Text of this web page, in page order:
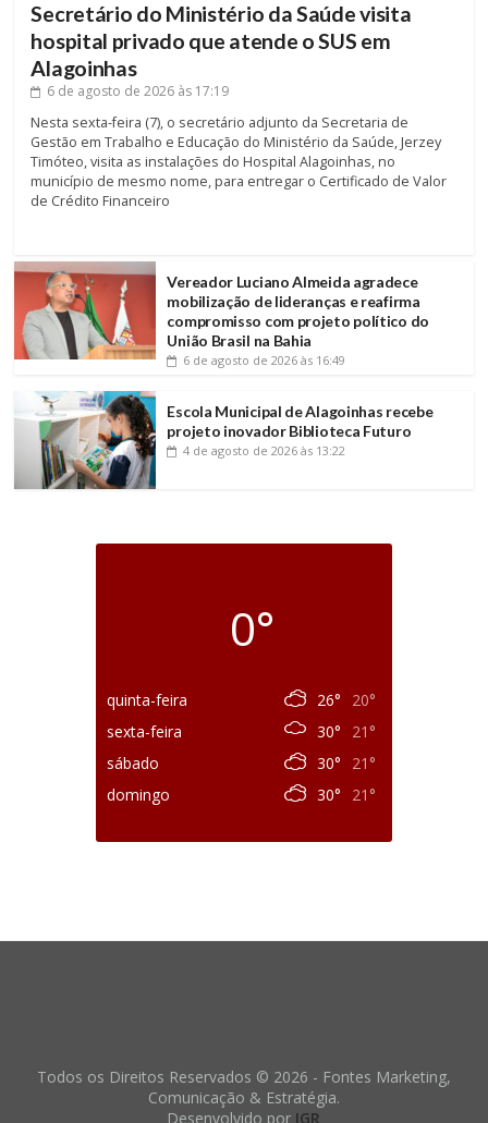
Secretário do Ministério da Saúde visita
hospital privado que atende o SUS em
Alagoinhas
6 de agosto de 2026 às 17:19
Nesta sexta-feira (7), o secretário adjunto da Secretaria de
Gestão em Trabalho e Educação do Ministério da Saúde, Jerzey
Timóteo, visita as instalações do Hospital Alagoinhas, no
município de mesmo nome, para entregar o Certificado de Valor
de Crédito Financeiro
Vereador Luciano Almeida agradece
mobilização de lideranças e reafirma
compromisso com projeto político do
União Brasil na Bahia
6 de agosto de 2026 às 16:49
Escola Municipal de Alagoinhas recebe
projeto inovador Biblioteca Futuro
4 de agosto de 2026 às 13:22
0°
quinta-feira 26°
20°
sexta-feira
30°
21°
sábado
30°
21°
domingo
30° 21°
Todos os Direitos Reservados © 2026 - Fontes Marketing,
Comunicação & Estratégia.
Desenvolvido por IGR